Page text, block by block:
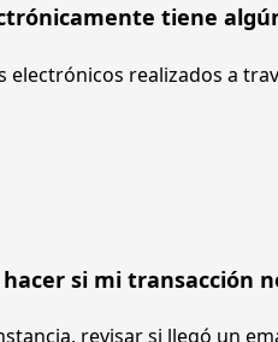
tiene
electrónicos realizados a
hacer si mi transacción
revisar si llegó un